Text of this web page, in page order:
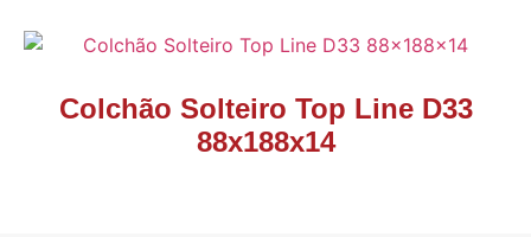
Colchão Solteiro Top Line D33
88x188x14